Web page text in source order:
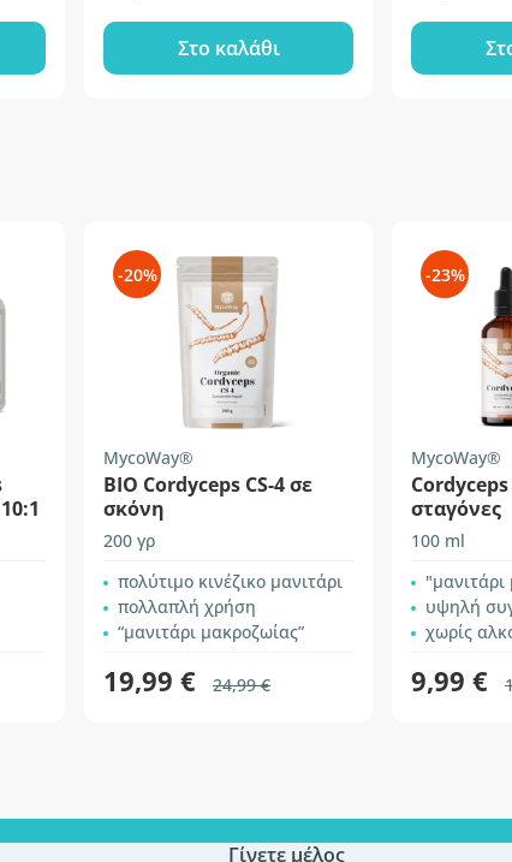
Στο καλάθι
-20%
MycoWay®
BIO Cordyceps CS-4 σε
σκόνη
200 γρ
πολύτιμο κινέζικο μανιτάρι
πολλαπλή χρήση
“μανιτάρι μακροζωίας”
19,99 € 24,99 €
-23%
MycoWay®
σταγόνες
100 ml
υψηλή
χωρίς
9,99 €
Γίνετε μέλος